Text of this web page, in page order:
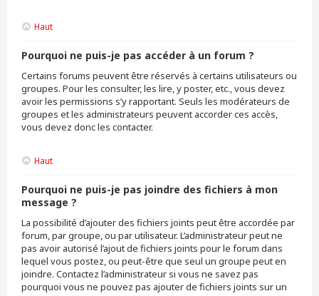
Haut
Pourquoi ne puis-je pas accéder à un forum ?
Certains forums peuvent être réservés à certains utilisateurs ou
groupes. Pour les consulter, les lire, y poster, etc., vous devez
avoir les permissions s’y rapportant. Seuls les modérateurs de
groupes et les administrateurs peuvent accorder ces accès,
vous devez donc les contacter.
Haut
Pourquoi ne puis-je pas joindre des fichiers à mon
message ?
La possibilité d’ajouter des fichiers joints peut être accordée par
forum, par groupe, ou par utilisateur. L’administrateur peut ne
pas avoir autorisé l’ajout de fichiers joints pour le forum dans
lequel vous postez, ou peut-être que seul un groupe peut en
joindre. Contactez l’administrateur si vous ne savez pas
pourquoi vous ne pouvez pas ajouter de fichiers joints sur un